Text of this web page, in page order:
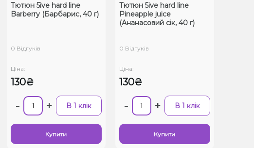
Тютюн 5ive hard line
Barberry (Барбарис, 40 г)
0 Відгуків
Ціна:
130₴
- + В 1 клік
Купити
Тютюн 5ive hard line
Pineapple juice
(Ананасовий сік, 40 г)
0 Відгуків
Ціна:
130₴
- + В 1 клік
Купити